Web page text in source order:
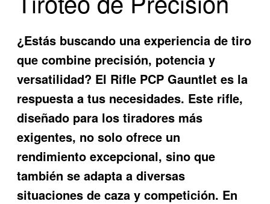
¿Estás buscando una experiencia de tiro
que combine precisión, potencia y
versatilidad? El Rifle PCP Gauntlet es la
respuesta a tus necesidades. Este rifle,
diseñado para los tiradores más
exigentes, no solo ofrece un
rendimiento excepcional, sino que
también se adapta a diversas
situaciones de caza y competición. En